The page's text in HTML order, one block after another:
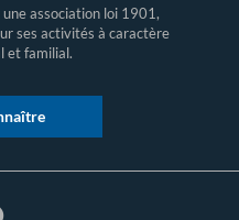
association loi 1901,
ses activités à caractère
et familial.